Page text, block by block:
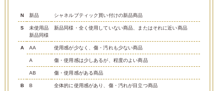
N 新品 シャネルブティック買い付けの新品商品
S
未使用品
新品同様
新品同様・全く使用していない商品、またはそれに近い商品
A AA 使用感が少なく、傷・汚れも少ない商品
A 傷・使用感は少しあるが、程度のよい商品
AB 傷・使用感がある商品
B B 全体的に使用感があり、傷・汚れが目立つ商品